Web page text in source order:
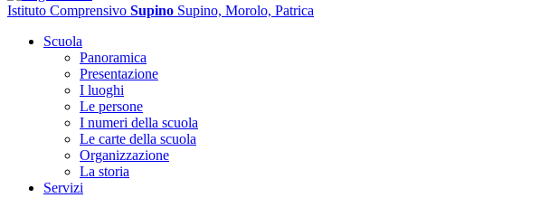
Istituto Comprensivo Supino Supino, Morolo, Patrica
Scuola
Panoramica
Presentazione
I luoghi
Le persone
I numeri della scuola
Le carte della scuola
Organizzazione
La storia
Servizi